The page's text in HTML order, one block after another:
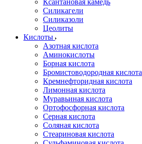
Ксантановая камедь
Силикагели
Силиказоли
Цеолиты
Кислоты
Азотная кислота
Аминокислоты
Борная кислота
Бромистоводородная кислота
Кремнефторидная кислота
Лимонная кислота
Муравьиная кислота
Ортофосфорная кислота
Серная кислота
Соляная кислота
Стеариновая кислота